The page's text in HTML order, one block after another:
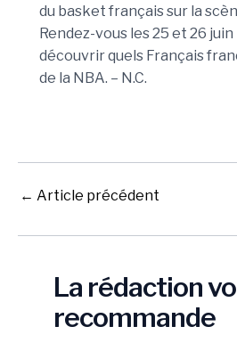
du basket français sur la
Rendez-vous les 25 et 26
découvrir quels Français
de la NBA. – N.C.
← Article précédent
La rédaction
recommande